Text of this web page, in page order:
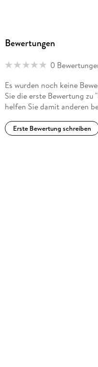
Bewertungen
0
Es wurden noch keine
Sie die erste Bewertung
helfen Sie damit anderen
Erste Bewertung schreiben